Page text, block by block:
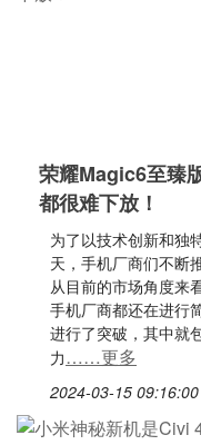
荣耀Magic6至臻
都很难下放！
为了以技术创新和独
天，手机厂商们不断
从目前的市场角度来
手机厂商都还在进行
进行了突破，其中就
力……更多
2024-03-15 09:16:00